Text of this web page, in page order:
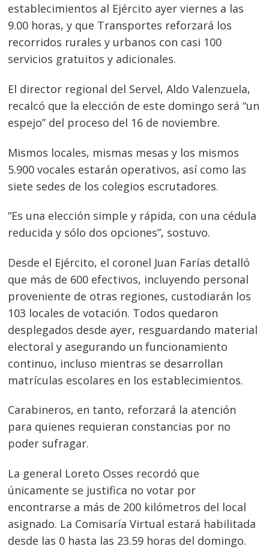
establecimientos al Ejército ayer viernes a las
9.00 horas, y que Transportes reforzará los
recorridos rurales y urbanos con casi 100
servicios gratuitos y adicionales.
El director regional del Servel, Aldo Valenzuela,
recalcó que la elección de este domingo será “un
espejo” del proceso del 16 de noviembre.
Mismos locales, mismas mesas y los mismos
5.900 vocales estarán operativos, así como las
siete sedes de los colegios escrutadores.
“Es una elección simple y rápida, con una cédula
reducida y sólo dos opciones”, sostuvo.
Desde el Ejército, el coronel Juan Farías detalló
que más de 600 efectivos, incluyendo personal
proveniente de otras regiones, custodiarán los
103 locales de votación. Todos quedaron
desplegados desde ayer, resguardando material
electoral y asegurando un funcionamiento
continuo, incluso mientras se desarrollan
matrículas escolares en los establecimientos.
Carabineros, en tanto, reforzará la atención
para quienes requieran constancias por no
poder sufragar.
La general Loreto Osses recordó que
únicamente se justifica no votar por
encontrarse a más de 200 kilómetros del local
asignado. La Comisaría Virtual estará habilitada
desde las 0 hasta las 23.59 horas del domingo.
Navegación
de
entradas